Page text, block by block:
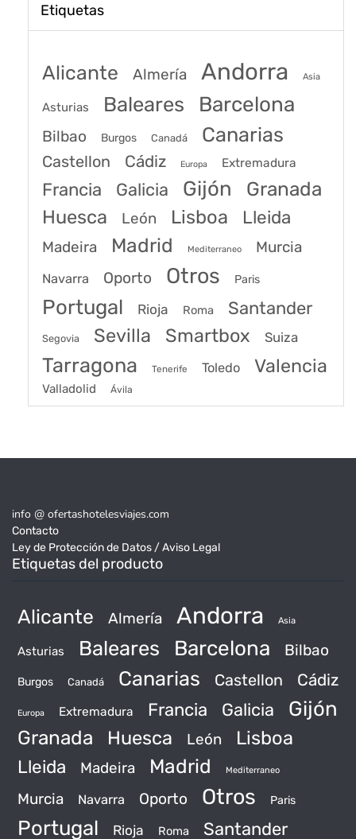
Etiquetas
Alicante Almería Andorra Asia
Asturias Baleares Barcelona
Bilbao Burgos Canadá Canarias
Castellon Cádiz Europa Extremadura
Francia Galicia Gijón Granada
Huesca León Lisboa Lleida
Madeira Madrid Mediterraneo Murcia
Navarra Oporto Otros Paris
Portugal Rioja Roma Santander
Segovia Sevilla Smartbox Suiza
Tarragona Tenerife Toledo Valencia
Valladolid Ávila
info @ ofertashotelesviajes.com
Contacto
Ley de Protección de Datos / Aviso Legal
Etiquetas del producto
Alicante Almería Andorra Asia
Asturias Baleares Barcelona Bilbao
Burgos Canadá Canarias Castellon Cádiz
Europa Extremadura Francia Galicia Gijón
Granada Huesca León Lisboa
Lleida Madeira Madrid Mediterraneo
Murcia Navarra Oporto Otros Paris
Portugal Rioja Roma Santander